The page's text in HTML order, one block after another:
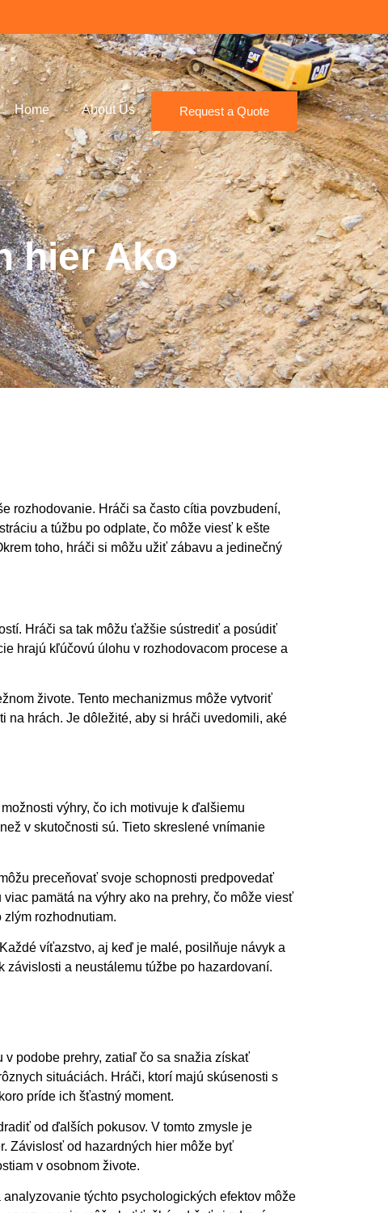
Home About Us Request a Quote
hier Ako
rozhodovanie. Hráči sa často cítia povzbudení,
a túžbu po odplate, čo môže viesť k ešte
toho, hráči si môžu užiť zábavu a jedinečný
Hráči sa tak môžu ťažšie sústrediť a posúdiť
hrajú kľúčovú úlohu v rozhodovacom procese a
živote. Tento mechanizmus môže vytvoriť
na hrách. Je dôležité, aby si hráči uvedomili, aké
výhry, čo ich motivuje k ďalšiemu
v skutočnosti sú. Tieto skreslené vnímanie
preceňovať svoje schopnosti predpovedať
pamätá na výhry ako na prehry, čo môže viesť
rozhodnutiam.
víťazstvo, aj keď je malé, posilňuje návyk a
závislosti a neustálemu túžbe po hazardovaní.
podobe prehry, zatiaľ čo sa snažia získať
situáciách. Hráči, ktorí majú skúsenosti s
príde ich šťastný moment.
od ďalších pokusov. V tomto zmysle je
Závislosť od hazardných hier môže byť
v osobnom živote.
týchto psychologických efektov môže